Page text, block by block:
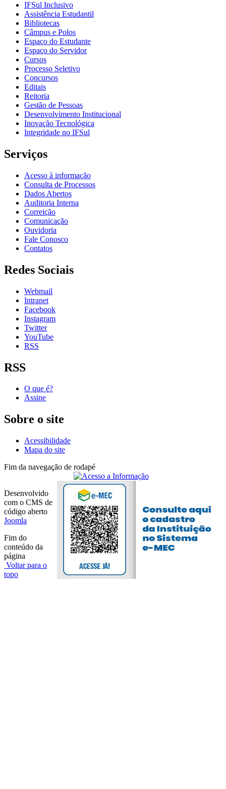
IFSul Inclusivo
Assistência Estudantil
Bibliotecas
Câmpus e Polos
Espaço do Estudante
Espaço do Servidor
Cursos
Processo Seletivo
Concursos
Editais
Reitoria
Gestão de Pessoas
Desenvolvimento Institucional
Inovação Tecnológica
Integridade no IFSul
Serviços
Acesso à informação
Consulta de Processos
Dados Abertos
Auditoria Interna
Correição
Comunicação
Ouvidoria
Fale Conosco
Contatos
Redes Sociais
Webmail
Intranet
Facebook
Instagram
Twitter
YouTube
RSS
RSS
O que é?
Assine
Sobre o site
Acessibilidade
Mapa do site
Fim da navegação de rodapé
Desenvolvido
com o CMS de
código aberto
Joomla
Fim do
conteúdo da
página
Voltar para o
topo